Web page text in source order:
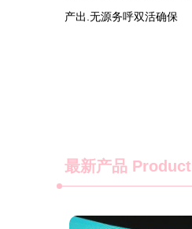
产出.无源务呼双活确保
最新产品 Product